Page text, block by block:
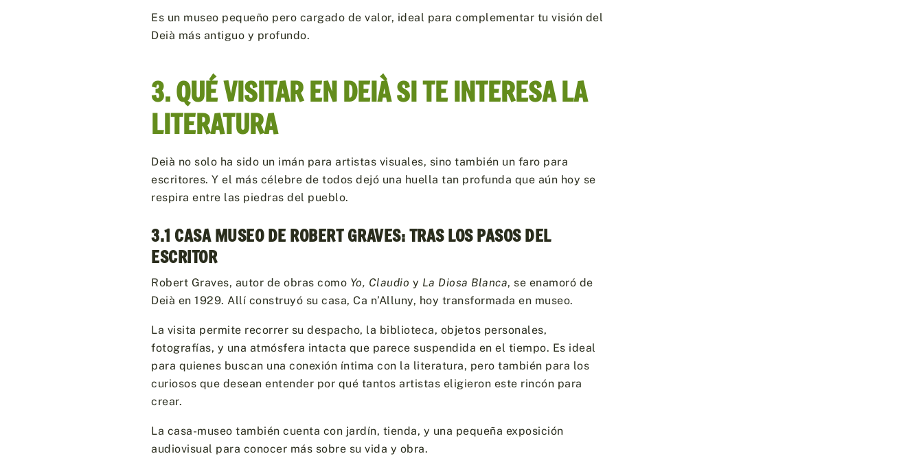
Es un museo pequeño pero cargado de valor, ideal para complementar tu visión del
Deià más antiguo y profundo.
3. QUÉ VISITAR EN DEIÀ SI TE INTERESA LA
LITERATURA
Deià no solo ha sido un imán para artistas visuales, sino también un faro para
escritores. Y el más célebre de todos dejó una huella tan profunda que aún hoy se
respira entre las piedras del pueblo.
3.1 CASA MUSEO DE ROBERT GRAVES: TRAS LOS PASOS DEL
ESCRITOR
Robert Graves, autor de obras como Yo, Claudio y La Diosa Blanca, se enamoró de
Deià en 1929. Allí construyó su casa, Ca n’Alluny, hoy transformada en museo.
La visita permite recorrer su despacho, la biblioteca, objetos personales,
fotografías, y una atmósfera intacta que parece suspendida en el tiempo. Es ideal
para quienes buscan una conexión íntima con la literatura, pero también para los
curiosos que desean entender por qué tantos artistas eligieron este rincón para
crear.
La casa-museo también cuenta con jardín, tienda, y una pequeña exposición
audiovisual para conocer más sobre su vida y obra.